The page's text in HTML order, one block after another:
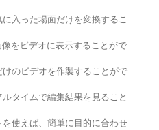
入った場面だけを変換するこ
をビデオに表示することがで
のビデオを作製することがで
タイムで編集結果を見ること
使えば、簡単に目的に合わせ